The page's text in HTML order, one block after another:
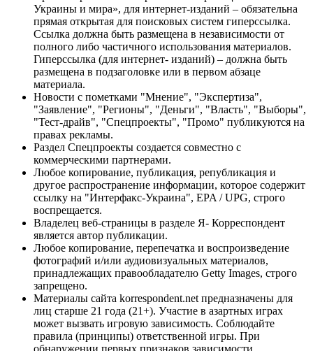
Украины и мира», для интернет-изданий – обязательна
прямая открытая для поисковых систем гиперссылка.
Ссылка должна быть размещена в независимости от
полного либо частичного использования материалов.
Гиперссылка (для интернет- изданий) – должна быть
размещена в подзаголовке или в первом абзаце
материала.
Новости с пометками "Мнение", "Экспертиза",
"Заявление", "Регионы", "Деньги", "Власть", "Выборы",
"Тест-драйв", "Спецпроекты", "Промо" публикуются на
правах рекламы.
Раздел Спецпроекты создается совместно с
коммерческими партнерами.
Любое копирование, публикация, републикация и
другое распространение информации, которое содержит
ссылку на "Интерфакс-Украина", EPA / UPG, строго
воспрещается.
Владелец веб-страницы в разделе Я- Корреспондент
является автор публикации.
Любое копирование, перепечатка и воспроизведение
фотографий и/или аудиовизуальных материалов,
принадлежащих правообладателю Getty Images, строго
запрещено.
Материалы сайта korrespondent.net предназначены для
лиц старше 21 года (21+). Участие в азартных играх
может вызвать игровую зависимость. Соблюдайте
правила (принципы) ответственной игры. При
обнаружении первых признаков зависимости